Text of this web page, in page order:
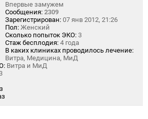
Впервые замужем
Сообщения: 2309
Зарегистрирован: 07 янв 2012, 21:26
Пол: Женский
Сколько попыток ЭКО: 3
Стаж бесплодия: 4 года
В каких клиниках проводилось лечение:
Витра, Медицина, МиД
Витра и МиД